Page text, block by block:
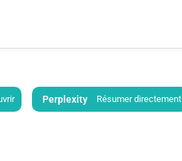
Perplexity Résumer directement